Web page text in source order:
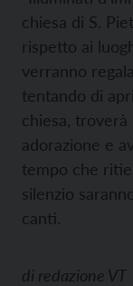
chiesa di S.
rispetto ai
verranno
tentando di
chiesa,
adorazione e
tempo che
silenzio
canti.
di redazione VT